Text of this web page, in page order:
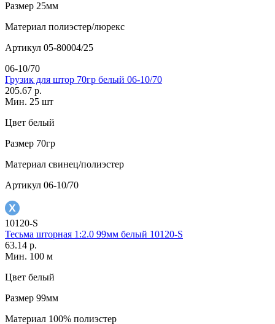
Размер 25мм
Материал полиэстер/люрекс
Артикул 05-80004/25
06-10/70
Грузик для штор 70гр белый 06-10/70
205.67 р.
Мин. 25 шт
Цвет белый
Размер 70гр
Материал свинец/полиэстер
Артикул 06-10/70
10120-S
Тесьма шторная 1:2.0 99мм белый 10120-S
63.14 р.
Мин. 100 м
Цвет белый
Размер 99мм
Материал 100% полиэстер